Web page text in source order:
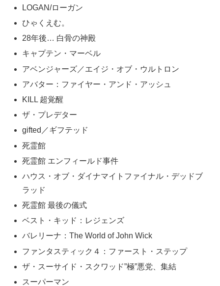
LOGAN/ローガン
ひゃくえむ。
28年後… 白骨の神殿
キャプテン・マーベル
アベンジャーズ／エイジ・オブ・ウルトロン
アバター：ファイヤー・アンド・アッシュ
KILL 超覚醒
ザ・プレデター
gifted／ギフテッド
死霊館
死霊館 エンフィールド事件
ハウス・オブ・ダイナマイトファイナル・デッドブ
ラッド
死霊館 最後の儀式
ベスト・キッド：レジェンズ
バレリーナ：The World of John Wick
ファンタスティック４：ファースト・ステップ
ザ・スーサイド・スクワッド”極”悪党、集結
スーパーマン